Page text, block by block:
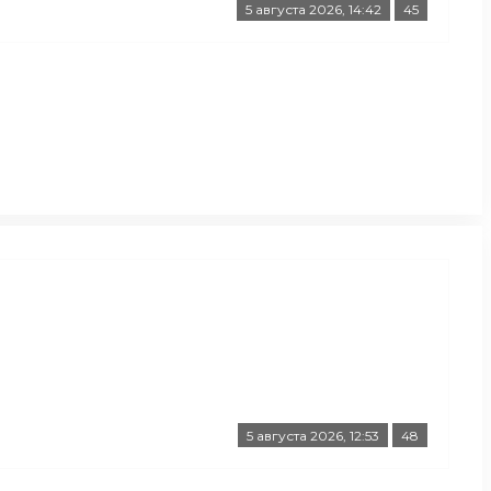
5 августа 2026, 14:42 45
5 августа 2026, 12:53 48